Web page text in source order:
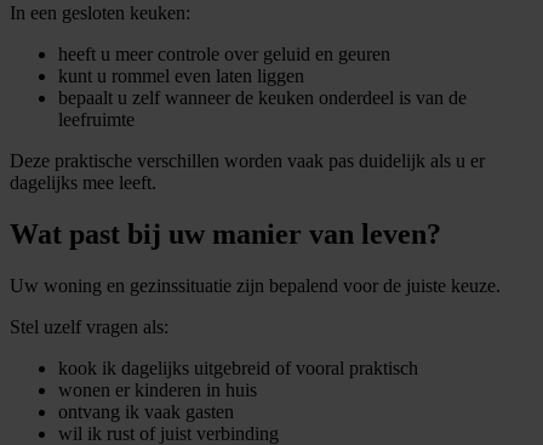
In een gesloten keuken:
heeft u meer controle over geluid en geuren
kunt u rommel even laten liggen
bepaalt u zelf wanneer de keuken onderdeel is van de
leefruimte
Deze praktische verschillen worden vaak pas duidelijk als u er
dagelijks mee leeft.
Wat past bij uw manier van leven?
Uw woning en gezinssituatie zijn bepalend voor de juiste keuze.
Stel uzelf vragen als:
kook ik dagelijks uitgebreid of vooral praktisch
wonen er kinderen in huis
ontvang ik vaak gasten
wil ik rust of juist verbinding